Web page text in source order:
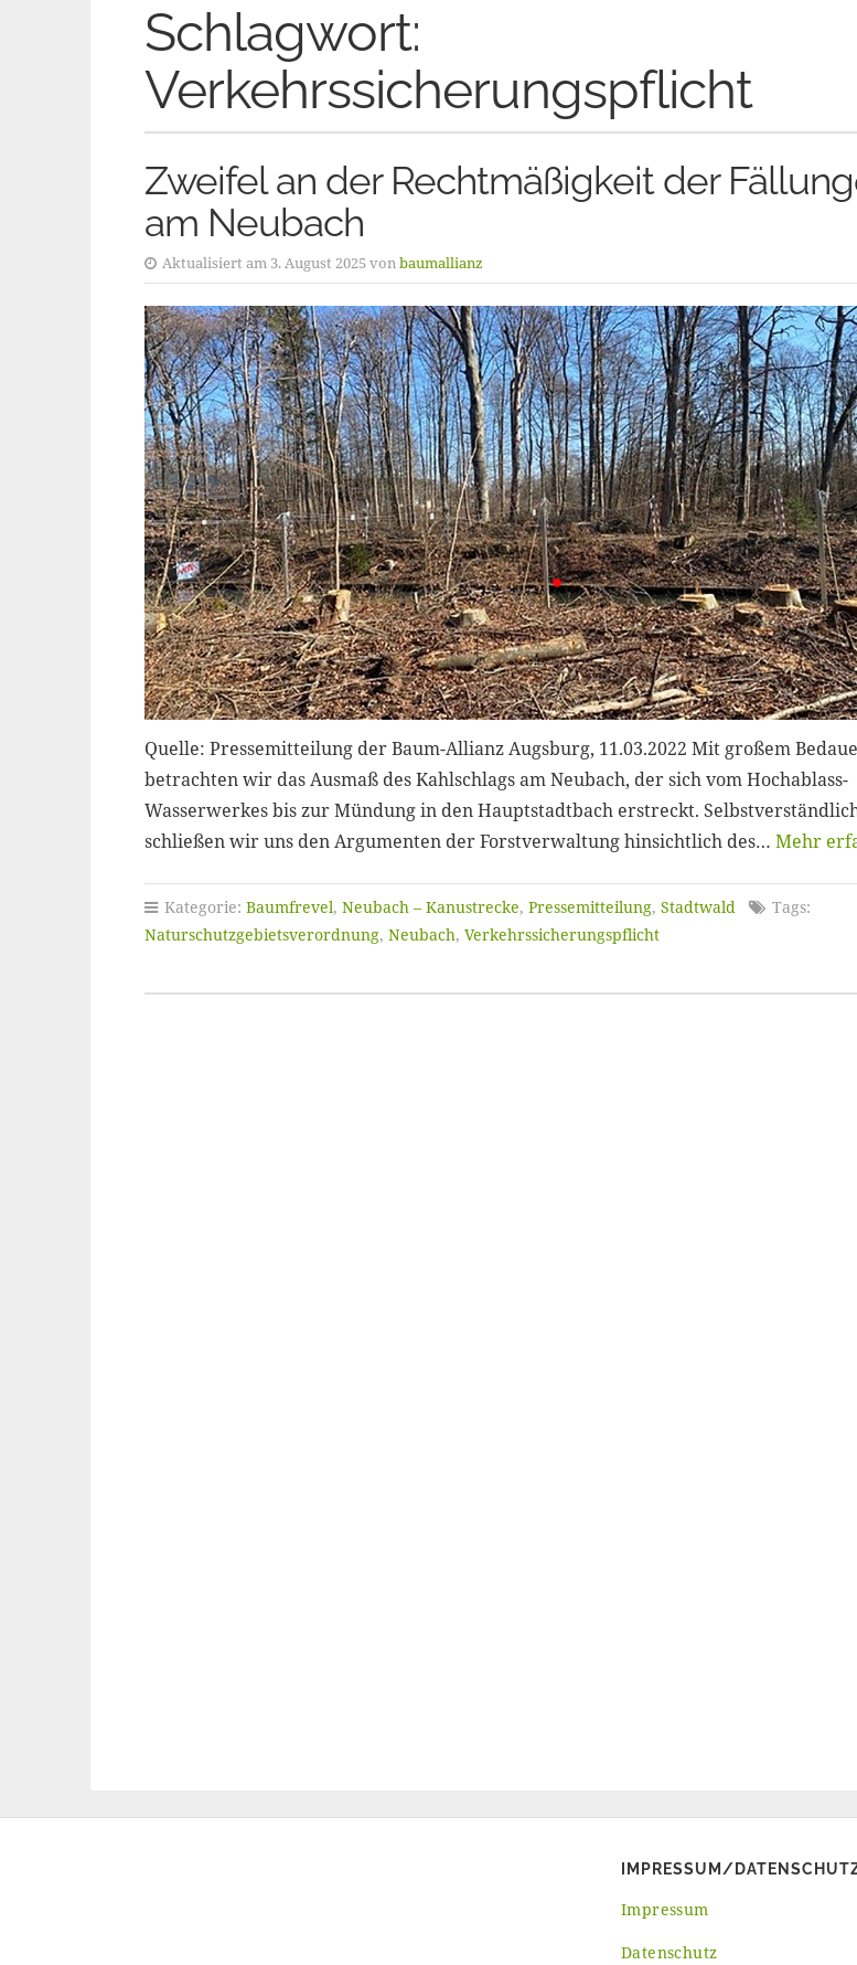
Schlagwort:
Verkehrssicherungspflicht
Zweifel an der Rechtmäßigkeit der
am Neubach
Aktualisiert am 3. August 2025 vonbaumallianz
Quelle: Pressemitteilung der Baum-Allianz Augsburg, 11.03.2022 Mit großem
betrachten wir das Ausmaß des Kahlschlags am Neubach, der sich vom Hochablass-
Wasserwerkes bis zur Mündung in den Hauptstadtbach erstreckt.
schließen wir uns den Argumenten der Forstverwaltung hinsichtlich des… Mehr
Kategorie: Baumfrevel, Neubach – Kanustrecke, Pressemitteilung, Stadtwald
Tags:
Naturschutzgebietsverordnung, Neubach, Verkehrssicherungspflicht
IMPRESSUM/
Impressum
Datenschutz